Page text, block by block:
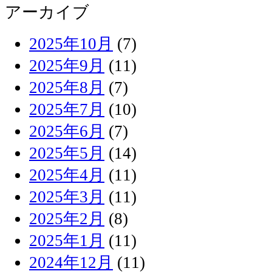
アーカイブ
2025年10月 (7)
2025年9月 (11)
2025年8月 (7)
2025年7月 (10)
2025年6月 (7)
2025年5月 (14)
2025年4月 (11)
2025年3月 (11)
2025年2月 (8)
2025年1月 (11)
2024年12月 (11)